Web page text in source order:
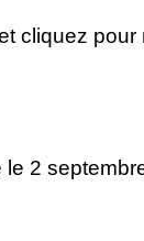
cliquez
le 2